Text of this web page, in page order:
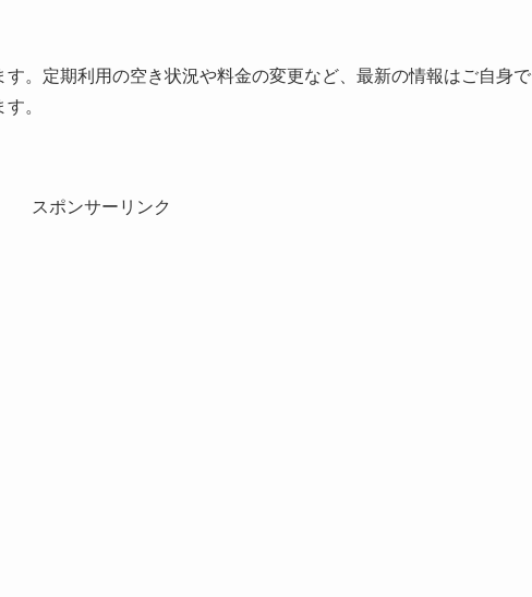
。定期利用の空き状況や料金の変更など、最新の情報はご自身で
。
スポンサーリンク